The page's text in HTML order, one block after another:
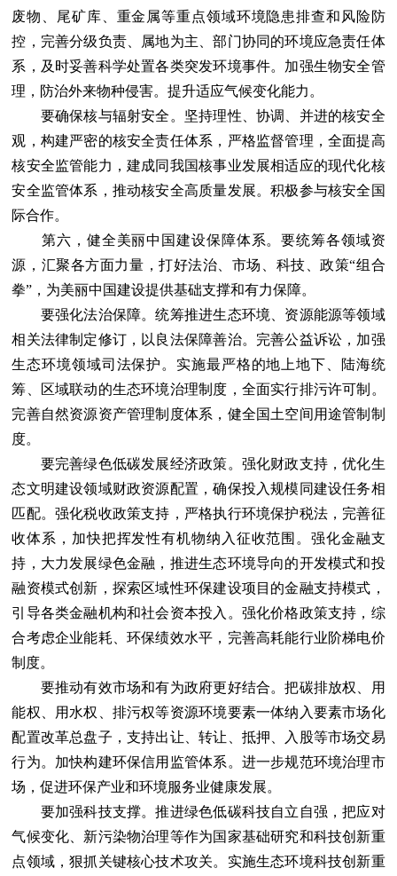
废物、尾矿库、重金属等重点领域环境隐患排查和风险防
控，完善分级负责、属地为主、部门协同的环境应急责任体
系，及时妥善科学处置各类突发环境事件。加强生物安全管
理，防治外来物种侵害。提升适应气候变化能力。
要确保核与辐射安全。坚持理性、协调、并进的核安全
观，构建严密的核安全责任体系，严格监督管理，全面提高
核安全监管能力，建成同我国核事业发展相适应的现代化核
安全监管体系，推动核安全高质量发展。积极参与核安全国
际合作。
第六，健全美丽中国建设保障体系。要统筹各领域资
源，汇聚各方面力量，打好法治、市场、科技、政策“组合
拳”，为美丽中国建设提供基础支撑和有力保障。
要强化法治保障。统筹推进生态环境、资源能源等领域
相关法律制定修订，以良法保障善治。完善公益诉讼，加强
生态环境领域司法保护。实施最严格的地上地下、陆海统
筹、区域联动的生态环境治理制度，全面实行排污许可制。
完善自然资源资产管理制度体系，健全国土空间用途管制制
度。
要完善绿色低碳发展经济政策。强化财政支持，优化生
态文明建设领域财政资源配置，确保投入规模同建设任务相
匹配。强化税收政策支持，严格执行环境保护税法，完善征
收体系，加快把挥发性有机物纳入征收范围。强化金融支
持，大力发展绿色金融，推进生态环境导向的开发模式和投
融资模式创新，探索区域性环保建设项目的金融支持模式，
引导各类金融机构和社会资本投入。强化价格政策支持，综
合考虑企业能耗、环保绩效水平，完善高耗能行业阶梯电价
制度。
要推动有效市场和有为政府更好结合。把碳排放权、用
能权、用水权、排污权等资源环境要素一体纳入要素市场化
配置改革总盘子，支持出让、转让、抵押、入股等市场交易
行为。加快构建环保信用监管体系。进一步规范环境治理市
场，促进环保产业和环境服务业健康发展。
要加强科技支撑。推进绿色低碳科技自立自强，把应对
气候变化、新污染物治理等作为国家基础研究和科技创新重
点领域，狠抓关键核心技术攻关。实施生态环境科技创新重